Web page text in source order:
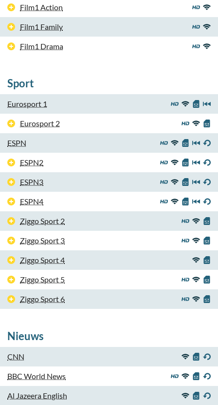
Film1 Action
Film1 Family
Film1 Drama
Sport
Eurosport 1
Eurosport 2
ESPN
ESPN2
ESPN3
ESPN4
Ziggo Sport 2
Ziggo Sport 3
Ziggo Sport 4
Ziggo Sport 5
Ziggo Sport 6
Nieuws
CNN
BBC World News
Al Jazeera English